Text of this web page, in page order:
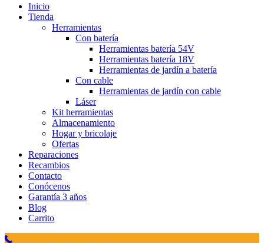
Inicio
Tienda
Herramientas
Con batería
Herramientas batería 54V
Herramientas batería 18V
Herramientas de jardín a batería
Con cable
Herramientas de jardín con cable
Láser
Kit herramientas
Almacenamiento
Hogar y bricolaje
Ofertas
Reparaciones
Recambios
Contacto
Conócenos
Garantía 3 años
Blog
Carrito